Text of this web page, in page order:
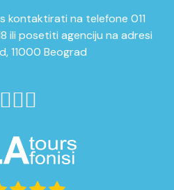
kontaktirati na telefone 011
ili posetiti agenciju na adresi
11000 Beograd